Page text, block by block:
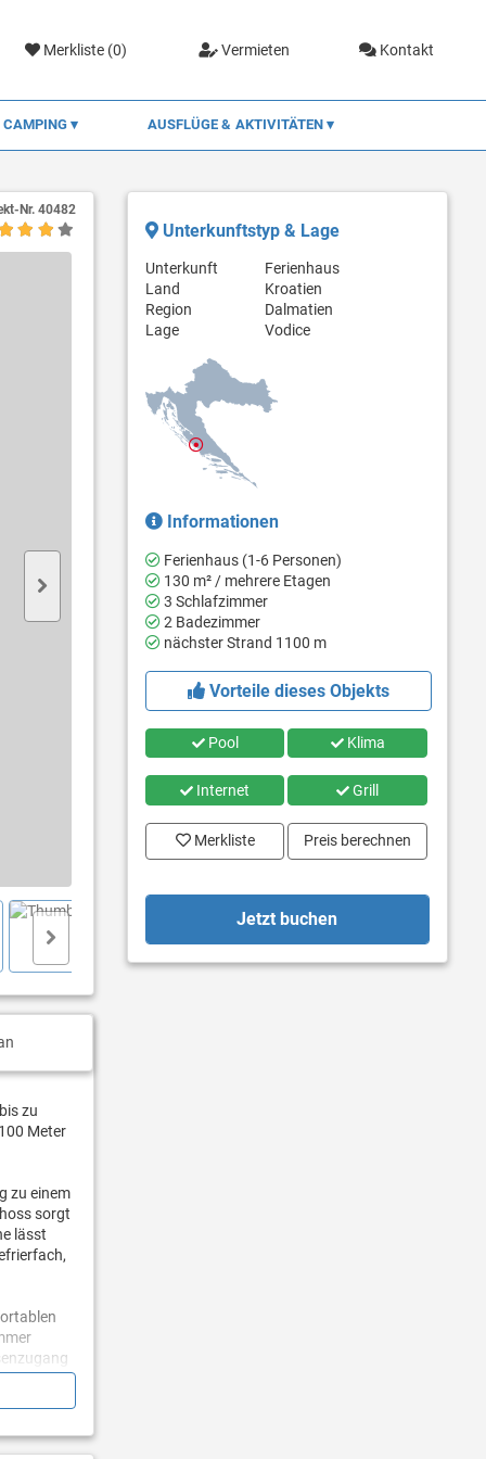
Merkliste (0) Vermieten Kontakt
CAMPING AUSFLÜGE & AKTIVITÄTEN
Nr. 40482
zu
Meter
zu einem
sorgt
lässt
WC
gibt es
Unterkunftstyp & Lage
Unterkunft
Ferienhaus
Land
Kroatien
Region
Dalmatien
Lage
Vodice
Informationen
Ferienhaus (1-6 Personen)
130 m² / mehrere Etagen
3 Schlafzimmer
2 Badezimmer
nächster Strand 1100 m
Vorteile dieses Objekts
Pool Klima
Internet Grill
Merkliste Preis berechnen
Jetzt buchen